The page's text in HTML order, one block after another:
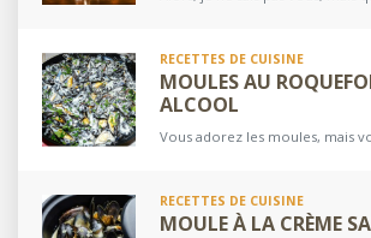
MOULES AU
ALCOOL
RECETTES DE CUISINE
MOULE À LA CRÈME
RECETTES DE CUISINE